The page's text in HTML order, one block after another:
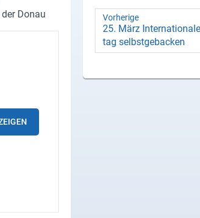
Vorherige
25. März
tag selbst­ge­ba­cken
Donau